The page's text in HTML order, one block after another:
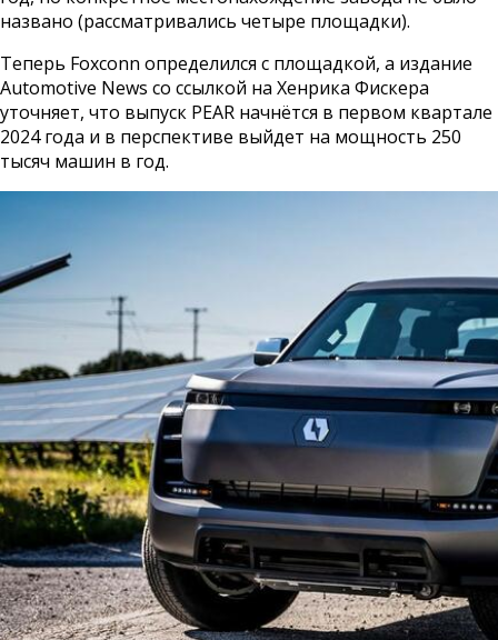
названо (рассматривались четыре площадки).
Теперь Foxconn определился с площадкой, а издание
Automotive News со ссылкой на Хенрика Фискера
уточняет, что выпуск PEAR начнётся в первом квартале
2024 года и в перспективе выйдет на мощность 250
тысяч машин в год.